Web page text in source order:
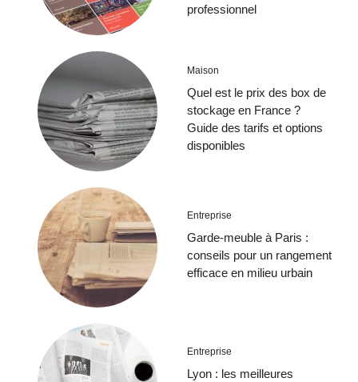
professionnel
Maison
Quel est le prix des box de
stockage en France ?
Guide des tarifs et options
disponibles
Entreprise
Garde-meuble à Paris :
conseils pour un rangement
efficace en milieu urbain
Entreprise
Lyon : les meilleures